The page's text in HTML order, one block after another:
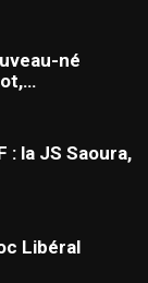
né
: la JS Saoura,
Libéral